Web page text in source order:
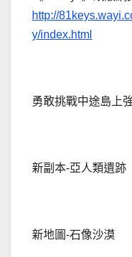
http://
y/index.html
勇敢挑戰中途島上
新副本-亞人類遺跡
新地圖-石像沙漠